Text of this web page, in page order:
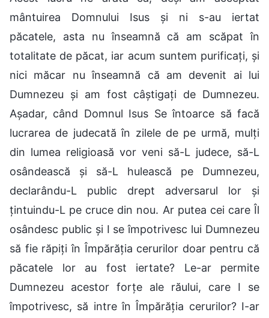
mântuirea Domnului Isus și ni s-au iertat
păcatele, asta nu înseamnă că am scăpat în
totalitate de păcat, iar acum suntem purificați, și
nici măcar nu înseamnă că am devenit ai lui
Dumnezeu și am fost câștigați de Dumnezeu.
Așadar, când Domnul Isus Se întoarce să facă
lucrarea de judecată în zilele de pe urmă, mulți
din lumea religioasă vor veni să-L judece, să-L
osândească și să-L hulească pe Dumnezeu,
declarându-L public drept adversarul lor și
țintuindu-L pe cruce din nou. Ar putea cei care Îl
osândesc public și I se împotrivesc lui Dumnezeu
să fie răpiți în Împărăția cerurilor doar pentru că
păcatele lor au fost iertate? Le-ar permite
Dumnezeu acestor forțe ale răului, care I se
împotrivesc, să intre în Împărăția cerurilor? I-ar